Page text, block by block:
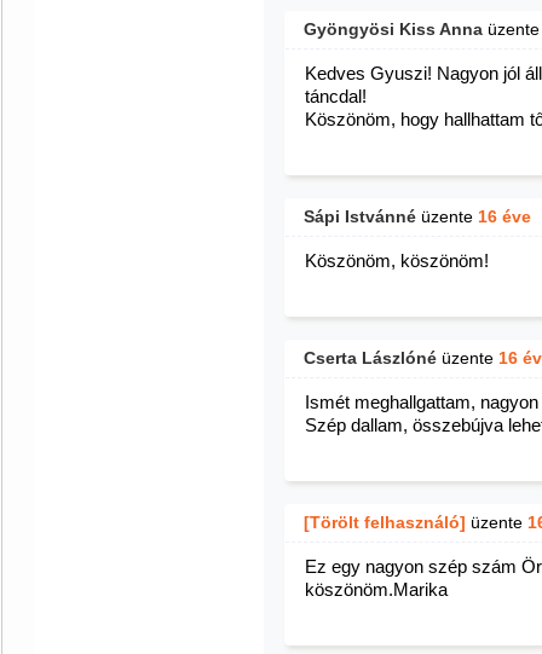
Gyöngyösi Kiss Anna
Kedves Gyuszi! Nagyon jól
táncdal!
Köszönöm, hogy hallhattam
Sápi Istvánné üzente 16 éve
Köszönöm, köszönöm!
Cserta Lászlóné üzente 16
Ismét meghallgattam,
Szép dallam, összebújva
[Törölt felhasználó] üzente
Ez egy nagyon szép szám
köszönöm.Marika